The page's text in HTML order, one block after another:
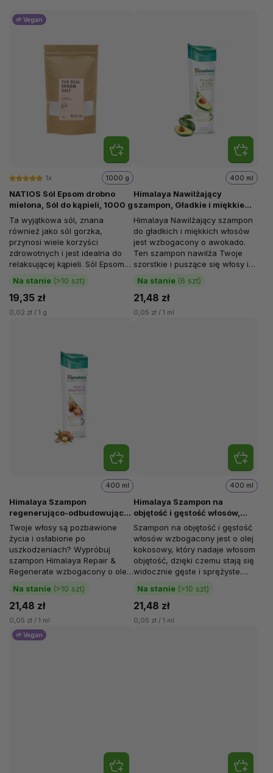
🌱 Vegan
NATIOS Sól Epsom drobno
mielona, Sól do kąpieli, 1000 g
1x
Na stanie (>10 szt)
1000 g
19,35 zł
0,02 zł / 1 g
Ta wyjątkowa sól, znana
również jako sól gorzka,
przynosi wiele korzyści
zdrowotnych i jest idealna do
relaksującej kąpieli. Sól Epsom
to związek chemiczny siarczanu
magnezu...
Himalaya Nawilżający
szampon, Gładkie i miękkie
włosy, 400 ml
Na stanie (6 szt)
400 ml
21,48 zł
0,05 zł / 1 ml
Himalaya Nawilżający szampon
do gładkich i miękkich włosów
jest wzbogacony o awokado.
Ten szampon nawilża Twoje
szorstkie i puszące się włosy i
Himalaya Szampon
regenerująco-odbudowujący,
400 ml
Na stanie (>10 szt)
400 ml
21,48 zł
0,05 zł / 1 ml
Twoje włosy są pozbawione
życia i osłabione po
uszkodzeniach? Wypróbuj
szampon Himalaya Repair &
Regenerate wzbogacony o olej
arganowy. Szampon przywraca
życie...
Himalaya Szampon na
objętość i gęstość włosów,
400 ml
Na stanie (>10 szt)
400 ml
21,48 zł
0,05 zł / 1 ml
Szampon na objętość i gęstość
włosów wzbogacony jest o olej
kokosowy, który nadaje włosom
objętość, dzięki czemu stają się
widocznie gęste i sprężyste.
🌱 Vegan